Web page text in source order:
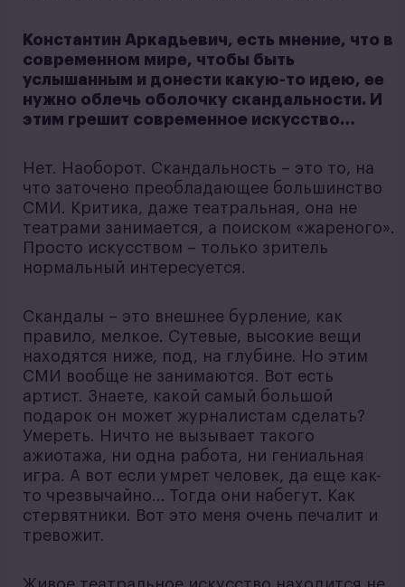
Константин Аркадьевич, есть мнение, что в
современном мире, чтобы быть
услышанным и донести какую-то идею, ее
нужно облечь оболочку скандальности. И
этим грешит современное искусство…
Нет. Наоборот. Скандальность – это то, на
что заточено преобладающее большинство
СМИ. Критика, даже театральная, она не
театрами занимается, а поиском «жареного».
Просто искусством – только зритель
нормальный интересуется.
Скандалы – это внешнее бурление, как
правило, мелкое. Сутевые, высокие вещи
находятся ниже, под, на глубине. Но этим
СМИ вообще не занимаются. Вот есть
артист. Знаете, какой самый большой
подарок он может журналистам сделать?
Умереть. Ничто не вызывает такого
ажиотажа, ни одна работа, ни гениальная
игра. А вот если умрет человек, да еще как-
то чрезвычайно… Тогда они набегут. Как
стервятники. Вот это меня очень печалит и
тревожит.